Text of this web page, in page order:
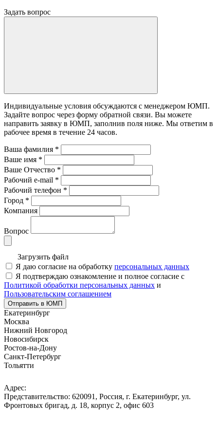
Задать вопрос
Индивидуальные условия обсуждаются с менеджером ЮМП.
Задайте вопрос через форму обратной связи. Вы можете
направить заявку в ЮМП, заполнив поля ниже. Mы ответим в
рабочее время в течение 24 часов.
Ваша фамилия *
Ваше имя *
Ваше Отчество *
Рабочий e-mail *
Рабочий телефон *
Город *
Компания
Вопрос
Загрузить файл
Я даю согласие на обработку персональных данных
Я подтверждаю ознакомление и полное согласие с
Политикой обработки персональных данных и
Пользовательским соглашением
Отправить в ЮМП
Екатеринбург
Москва
Нижний Новгород
Новосибирск
Ростов-на-Дону
Санкт-Петербург
Тольятти
Адрес:
Представительство: 620091, Россия, г. Екатеринбург, ул.
Фронтовых бригад, д. 18, корпус 2, офис 603